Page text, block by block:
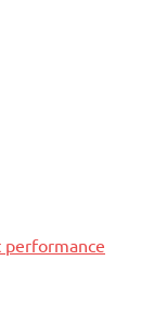
performance